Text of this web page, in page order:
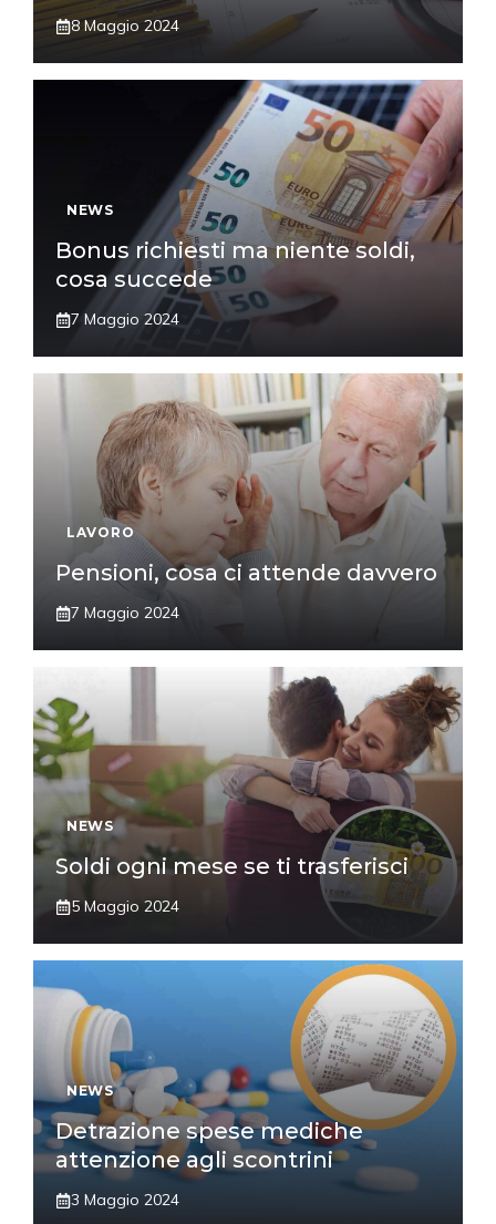
8 Maggio 2024
NEWS
Bonus richiesti ma niente soldi,
cosa succede
7 Maggio 2024
LAVORO
Pensioni, cosa ci attende davvero
7 Maggio 2024
NEWS
Soldi ogni mese se ti trasferisci
5 Maggio 2024
NEWS
Detrazione spese mediche
attenzione agli scontrini
3 Maggio 2024